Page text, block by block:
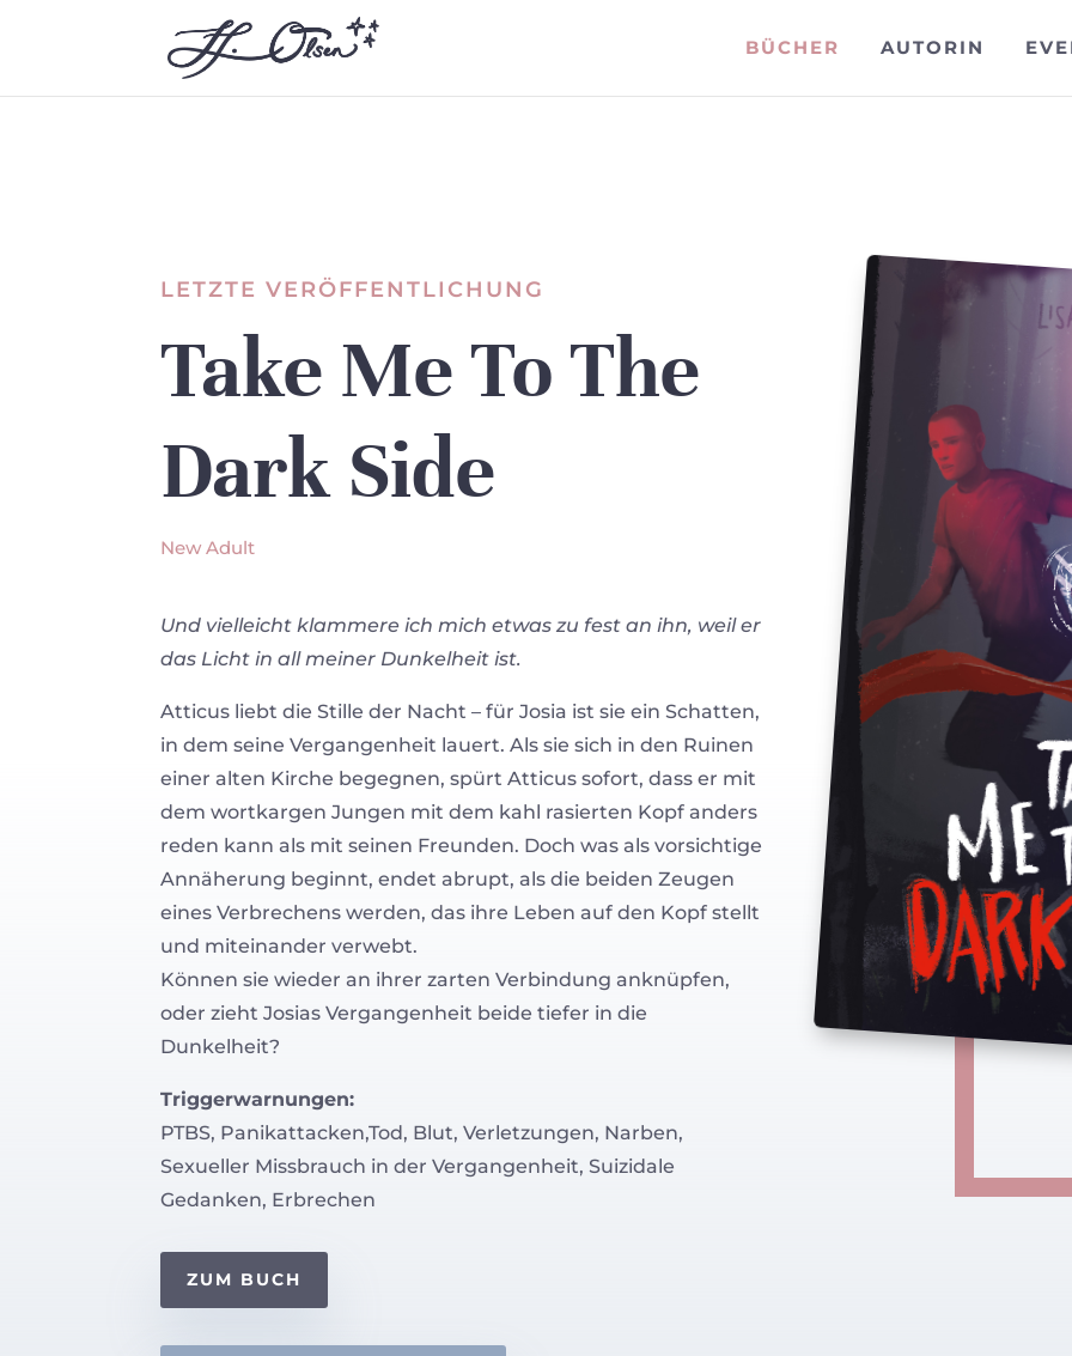
BÜCHER AUTORIN
LETZTE VERÖFFENTLICHUNG
Take Me To The
Dark Side
New Adult
Und vielleicht klammere ich mich etwas zu fest an ihn, weil er
das Licht in all meiner Dunkelheit ist.
Atticus liebt die Stille der Nacht – für Josia ist sie ein Schatten,
in dem seine Vergangenheit lauert. Als sie sich in den Ruinen
einer alten Kirche begegnen, spürt Atticus sofort, dass er mit
dem wortkargen Jungen mit dem kahl rasierten Kopf anders
reden kann als mit seinen Freunden. Doch was als vorsichtige
Annäherung beginnt, endet abrupt, als die beiden Zeugen
eines Verbrechens werden, das ihre Leben auf den Kopf stellt
und miteinander verwebt.
Können sie wieder an ihrer zarten Verbindung anknüpfen,
oder zieht Josias Vergangenheit beide tiefer in die
Dunkelheit?
Triggerwarnungen:
PTBS, Panikattacken,Tod, Blut, Verletzungen, Narben,
Sexueller Missbrauch in der Vergangenheit, Suizidale
Gedanken, Erbrechen
ZUM BUCH